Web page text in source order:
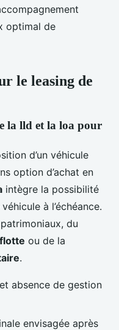
optimal de
le leasing de
la lld et la loa pour
d’un véhicule
option d’achat en
intègre la possibilité
à l’échéance.
du
ou de la
.
absence de gestion
envisagée après